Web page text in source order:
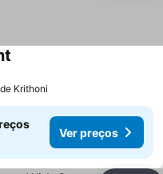
Krithoni
Ver preços